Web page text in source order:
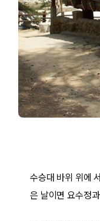
수승대 바위 위에
은 날이면 요수정